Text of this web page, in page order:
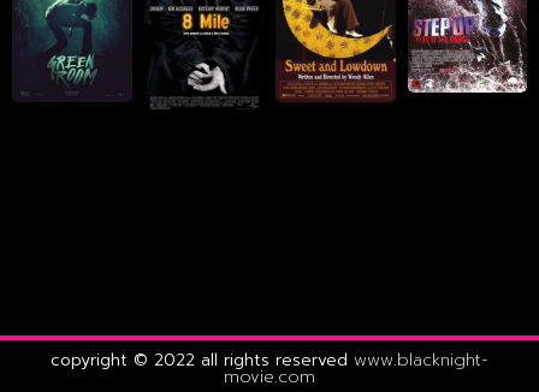
copyright © 2022 all rights reserved www.blacknight-
movie.com